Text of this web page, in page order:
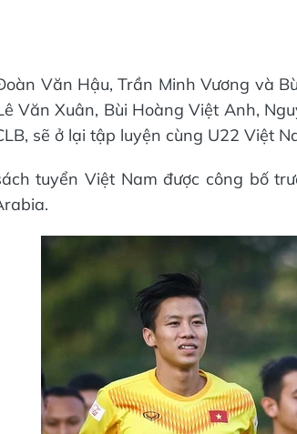
Văn Hậu, Trần Minh Vương và
Văn Xuân, Bùi Hoàng Việt Anh,
sẽ ở lại tập luyện cùng U22 Việt
tuyển Việt Nam được công bố